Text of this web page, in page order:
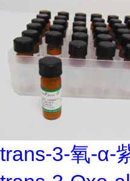
trans-3-氧-α-